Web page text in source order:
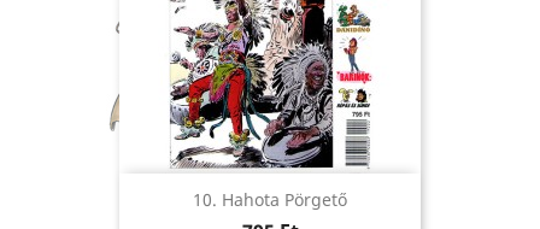
10. Hahota Pörgető